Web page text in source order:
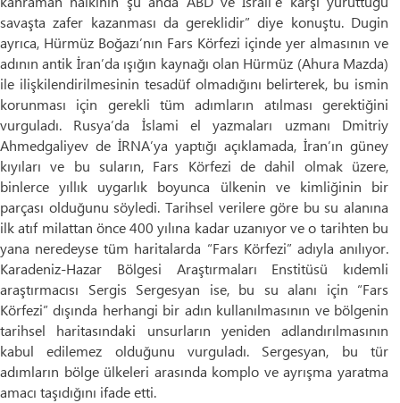
savaşta zafer kazanması da gereklidir” diye konuştu. Dugin
ayrıca, Hürmüz Boğazı’nın Fars Körfezi içinde yer almasının ve
adının antik İran’da ışığın kaynağı olan Hürmüz (Ahura Mazda)
ile ilişkilendirilmesinin tesadüf olmadığını belirterek, bu ismin
korunması için gerekli tüm adımların atılması gerektiğini
vurguladı. Rusya’da İslami el yazmaları uzmanı Dmitriy
Ahmedgaliyev de İRNA’ya yaptığı açıklamada, İran’ın güney
kıyıları ve bu suların, Fars Körfezi de dahil olmak üzere,
binlerce yıllık uygarlık boyunca ülkenin ve kimliğinin bir
parçası olduğunu söyledi. Tarihsel verilere göre bu su alanına
ilk atıf milattan önce 400 yılına kadar uzanıyor ve o tarihten bu
yana neredeyse tüm haritalarda “Fars Körfezi” adıyla anılıyor.
Karadeniz-Hazar Bölgesi Araştırmaları Enstitüsü kıdemli
araştırmacısı Sergis Sergesyan ise, bu su alanı için “Fars
Körfezi” dışında herhangi bir adın kullanılmasının ve bölgenin
tarihsel haritasındaki unsurların yeniden adlandırılmasının
kabul edilemez olduğunu vurguladı. Sergesyan, bu tür
adımların bölge ülkeleri arasında komplo ve ayrışma yaratma
amacı taşıdığını ifade etti.